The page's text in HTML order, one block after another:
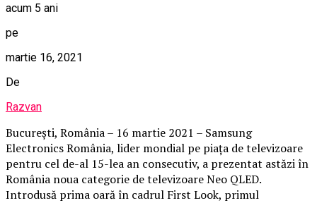
acum 5 ani
pe
martie 16, 2021
De
Razvan
București, România – 16 martie 2021 – Samsung
Electronics România, lider mondial pe piața de televizoare
pentru cel de-al 15-lea an consecutiv, a prezentat astăzi în
România noua categorie de televizoare Neo QLED.
Introdusă prima oară în cadrul First Look, primul